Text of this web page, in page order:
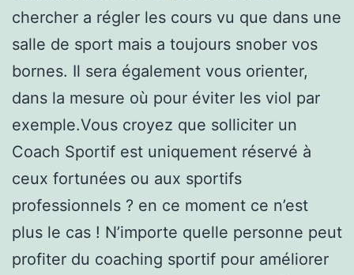
chercher a régler les cours vu que dans une
salle de sport mais a toujours snober vos
bornes. Il sera également vous orienter,
dans la mesure où pour éviter les viol par
exemple.Vous croyez que solliciter un
Coach Sportif est uniquement réservé à
ceux fortunées ou aux sportifs
professionnels ? en ce moment ce n’est
plus le cas ! N’importe quelle personne peut
profiter du coaching sportif pour améliorer